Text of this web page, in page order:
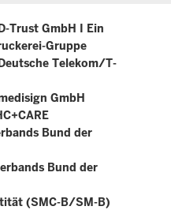
Trust GmbH I Ein
Gruppe
Telekom/T-
GmbH
Bund der
Bund der
(SMC-B/SM-B)